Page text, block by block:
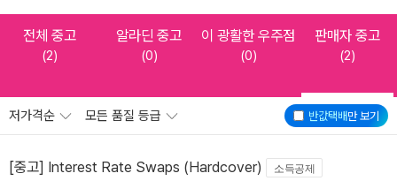
전체 중고
(2)
알라딘 중고
(0)
이 광활한 우주점
(0)
판매자 중고
(2)
반값택배만 보기
저가격순 모든 품질 등급
[중고] Interest Rate Swaps (Hardcover) 소득공제